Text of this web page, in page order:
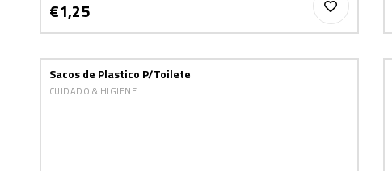
€1,25
Sacos de Plastico P/Toilete
CUIDADO & HIGIENE